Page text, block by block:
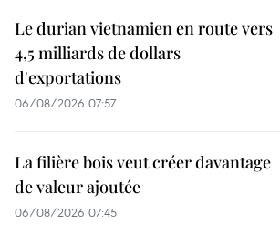
Le durian vietnamien en route vers
4,5 milliards de dollars
d'exportations
06/08/2026 07:57
La filière bois veut créer davantage
de valeur ajoutée
06/08/2026 07:45